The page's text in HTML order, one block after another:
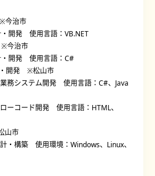
今治市
開発 使用言語：VB.NET
今治市
開発 使用言語：C#
開発 ※松山市
務システム開発 使用言語：C#、Java
ーコード開発 使用言語：HTML、
山市
・構築 使用環境：Windows、Linux、